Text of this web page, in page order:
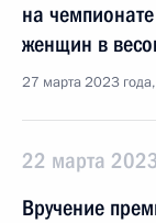
на
женщин в
27 марта 2023
22 марта
Вручение